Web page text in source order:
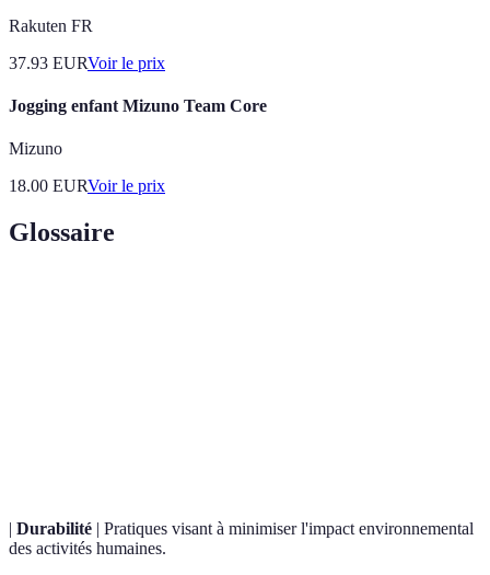
Rakuten FR
37.93 EURVoir le prix
Jogging enfant Mizuno Team Core
Mizuno
18.00 EURVoir le prix
Glossaire
| Durabilité | Pratiques visant à minimiser l'impact environnemental
des activités humaines.